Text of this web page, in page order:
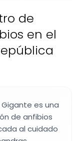
de
en el
es una
de anfibios
al cuidado